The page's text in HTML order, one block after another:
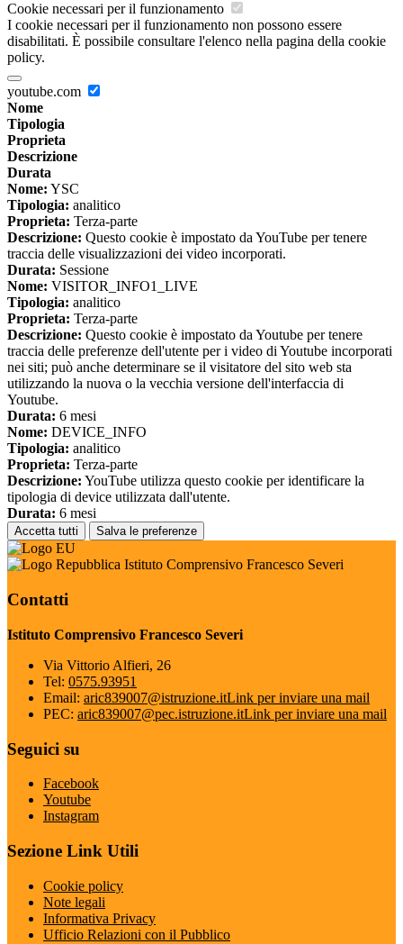
Cookie necessari per il funzionamento
I cookie necessari per il funzionamento non possono essere
disabilitati. È possibile consultare l'elenco nella pagina della cookie
policy.
youtube.com
Nome
Tipologia
Proprieta
Descrizione
Durata
Nome: YSC
Tipologia: analitico
Proprieta: Terza-parte
Descrizione: Questo cookie è impostato da YouTube per tenere
traccia delle visualizzazioni dei video incorporati.
Durata: Sessione
Nome: VISITOR_INFO1_LIVE
Tipologia: analitico
Proprieta: Terza-parte
Descrizione: Questo cookie è impostato da Youtube per tenere
traccia delle preferenze dell'utente per i video di Youtube incorporati
nei siti; può anche determinare se il visitatore del sito web sta
utilizzando la nuova o la vecchia versione dell'interfaccia di
Youtube.
Durata: 6 mesi
Nome: DEVICE_INFO
Tipologia: analitico
Proprieta: Terza-parte
Descrizione: YouTube utilizza questo cookie per identificare la
tipologia di device utilizzata dall'utente.
Durata: 6 mesi
Accetta tutti Salva le preferenze
Istituto Comprensivo Francesco Severi
Contatti
Istituto Comprensivo Francesco Severi
Via Vittorio Alfieri, 26
Tel: 0575.93951
Email: aric839007@istruzione.itLink per inviare una mail
PEC: aric839007@pec.istruzione.itLink per inviare una mail
Seguici su
Facebook
Youtube
Instagram
Sezione Link Utili
Cookie policy
Note legali
Informativa Privacy
Ufficio Relazioni con il Pubblico